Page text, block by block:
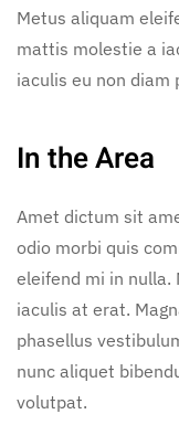
Metus aliquam
mattis molestie a
iaculis eu non diam
In the Area
Amet dictum sit
odio morbi quis
eleifend mi in nulla.
iaculis at erat.
phasellus
nunc aliquet
volutpat.